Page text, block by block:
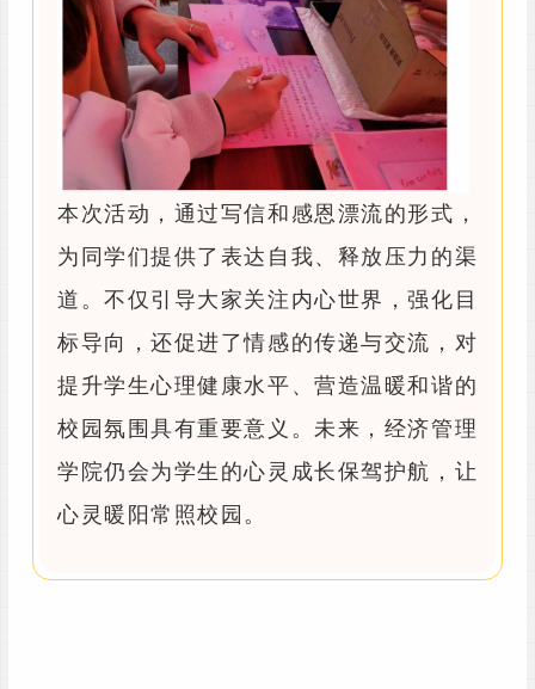
本次活动，通过写信和感恩漂流的形式，
为同学们提供了表达自我、释放压力的渠
道。不仅引导大家关注内心世界，强化目
标导向，还促进了情感的传递与交流，对
提升学生心理健康水平、营造温暖和谐的
校园氛围具有重要意义。未来，经济管理
学院仍会为学生的心灵成长保驾护航，让
心灵暖阳常照校园。